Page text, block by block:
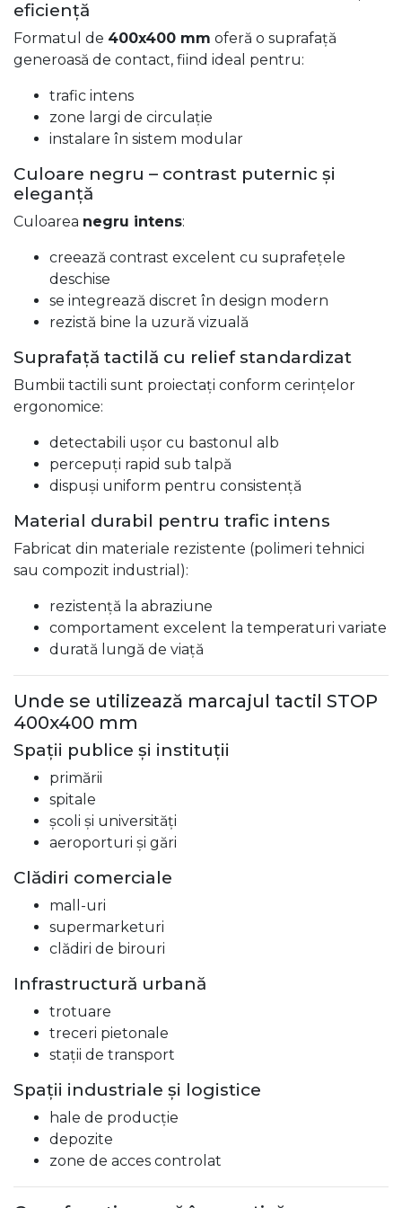
eficiență
Formatul de 400x400 mm oferă o suprafață
generoasă de contact, fiind ideal pentru:
trafic intens
zone largi de circulație
instalare în sistem modular
Culoare negru – contrast puternic și
eleganță
Culoarea negru intens:
creează contrast excelent cu suprafețele
deschise
se integrează discret în design modern
rezistă bine la uzură vizuală
Suprafață tactilă cu relief standardizat
Bumbii tactili sunt proiectați conform cerințelor
ergonomice:
detectabili ușor cu bastonul alb
percepuți rapid sub talpă
dispuși uniform pentru consistență
Material durabil pentru trafic intens
Fabricat din materiale rezistente (polimeri tehnici
sau compozit industrial):
rezistență la abraziune
comportament excelent la temperaturi variate
durată lungă de viață
Unde se utilizează marcajul tactil STOP
400x400 mm
Spații publice și instituții
primării
spitale
școli și universități
aeroporturi și gări
Clădiri comerciale
mall-uri
supermarketuri
clădiri de birouri
Infrastructură urbană
trotuare
treceri pietonale
stații de transport
Spații industriale și logistice
hale de producție
depozite
zone de acces controlat